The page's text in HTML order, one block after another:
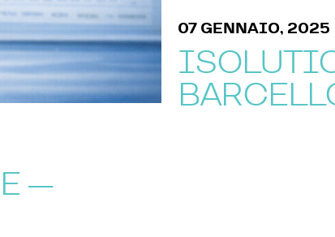
07 GENNAIO, 2025